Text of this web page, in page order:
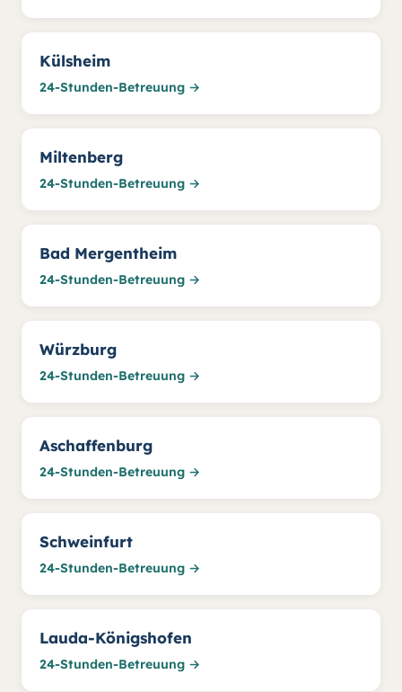
Külsheim
24-Stunden-Betreuung →
Miltenberg
24-Stunden-Betreuung →
Bad Mergentheim
24-Stunden-Betreuung →
Würzburg
24-Stunden-Betreuung →
Aschaffenburg
24-Stunden-Betreuung →
Schweinfurt
24-Stunden-Betreuung →
Lauda-Königshofen
24-Stunden-Betreuung →